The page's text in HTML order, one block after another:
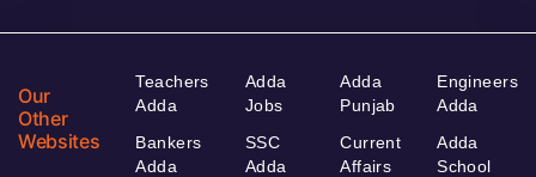
Our
Other
Websites
Teachers
Adda
Bankers
Adda
Adda
Jobs
SSC
Adda
Adda
Punjab
Current
Affairs
Engineers
Adda
Adda
School